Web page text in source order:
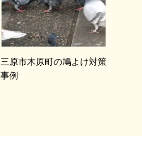
三原市木原町の鳩よけ対策
事例